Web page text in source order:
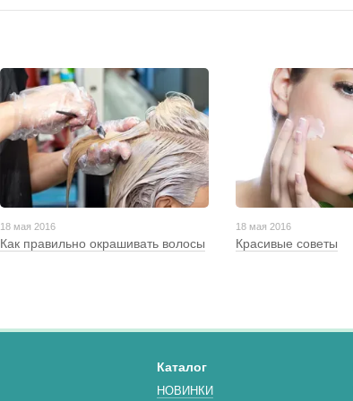
18 мая 2016
Как правильно окрашивать волосы
18 мая 2016
Красивые советы
Каталог
НОВИНКИ